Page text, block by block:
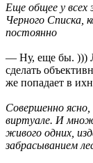
Еще общее у
Черного Списка,
постоянно
— Ну, еще бы. )))
сделать
же попадает в
Совершенно
виртуале. И
живого одних,
забрасыванием